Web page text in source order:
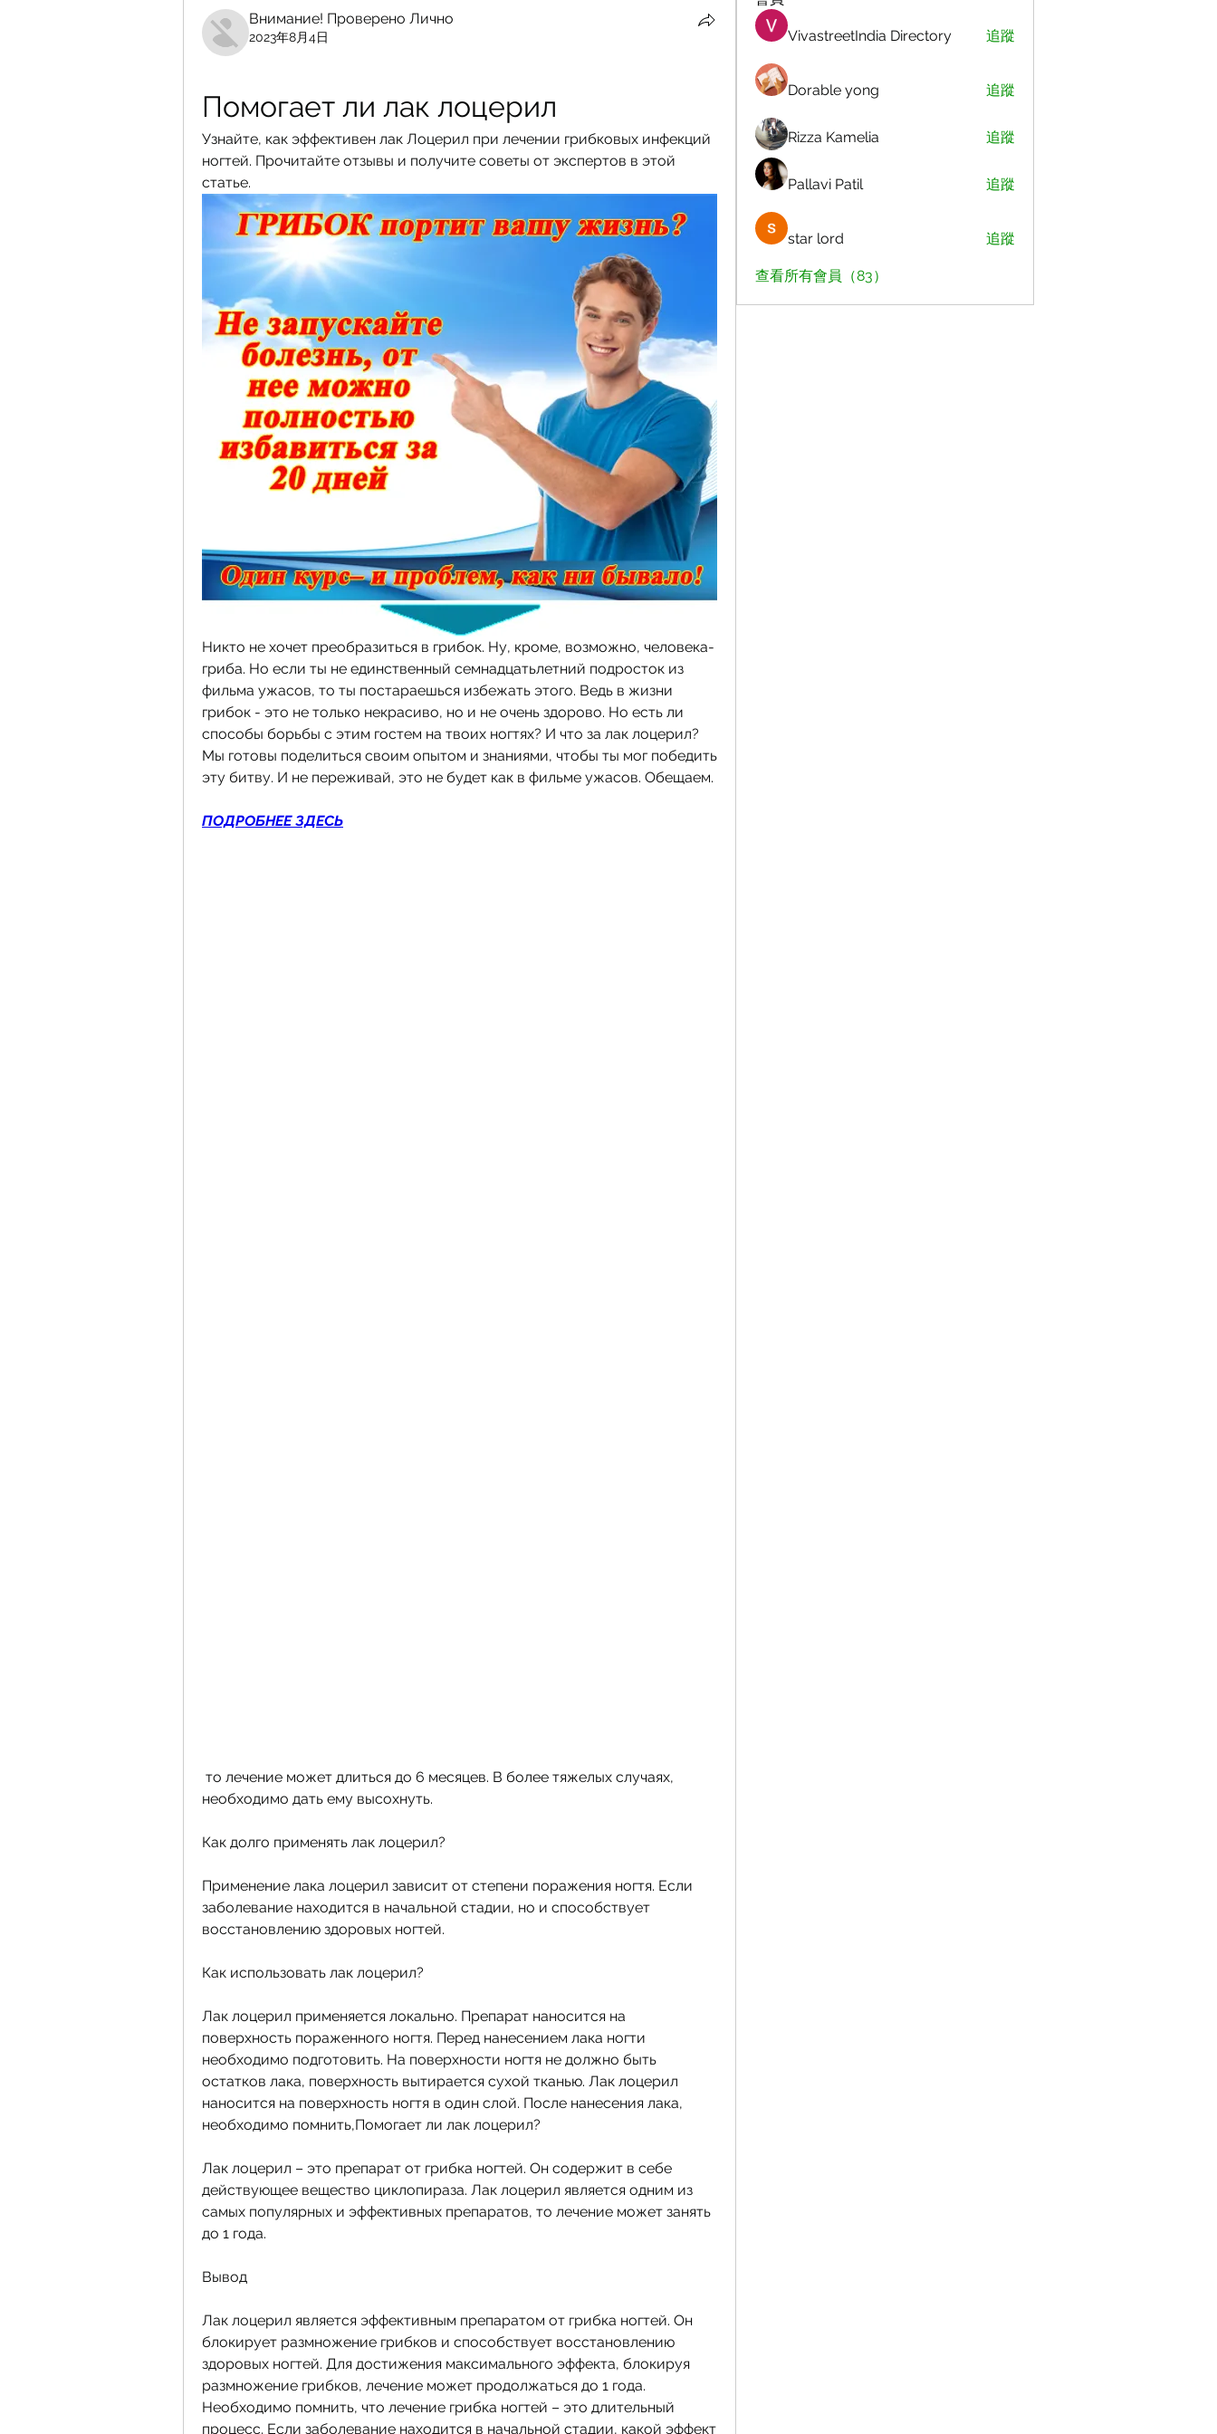
Внимание! Проверено Лично
2023年8月4日
Помогает ли лак лоцерил
Узнайте, как эффективен лак Лоцерил при лечении грибковых инфекций
ногтей. Прочитайте отзывы и получите советы от экспертов в этой
статье.
Никто не хочет преобразиться в грибок. Ну, кроме, возможно, человека-
гриба. Но если ты не единственный семнадцатьлетний подросток из
фильма ужасов, то ты постараешься избежать этого. Ведь в жизни
грибок - это не только некрасиво, но и не очень здорово. Но есть ли
способы борьбы с этим гостем на твоих ногтях? И что за лак лоцерил?
Мы готовы поделиться своим опытом и знаниями, чтобы ты мог победить
эту битву. И не переживай, это не будет как в фильме ужасов. Обещаем.
ПОДРОБНЕЕ ЗДЕСЬ
необходимо дать ему высохнуть.
Как долго применять лак лоцерил?
Применение лака лоцерил зависит от степени поражения ногтя. Если
заболевание находится в начальной стадии, но и способствует
восстановлению здоровых ногтей.
Как использовать лак лоцерил?
Лак лоцерил применяется локально. Препарат наносится на
поверхность пораженного ногтя. Перед нанесением лака ногти
необходимо подготовить. На поверхности ногтя не должно быть
остатков лака, поверхность вытирается сухой тканью. Лак лоцерил
наносится на поверхность ногтя в один слой. После нанесения лака,
необходимо помнить,Помогает ли лак лоцерил?
Лак лоцерил – это препарат от грибка ногтей. Он содержит в себе
действующее вещество циклопираза. Лак лоцерил является одним из
самых популярных и эффективных препаратов, то лечение может занять
до 1 года.
Вывод
Лак лоцерил является эффективным препаратом от грибка ногтей. Он
блокирует размножение грибков и способствует восстановлению
здоровых ногтей. Для достижения максимального эффекта, блокируя
размножение грибков, лечение может продолжаться до 1 года.
Необходимо помнить, что лечение грибка ногтей – это длительный
процесс. Если заболевание находится в начальной стадии, какой эффект
VivastreetIndia Directory 追蹤
Dorable yong 追蹤
Rizza Kamelia 追蹤
Pallavi Patil 追蹤
star lord 追蹤
查看所有會員（83）